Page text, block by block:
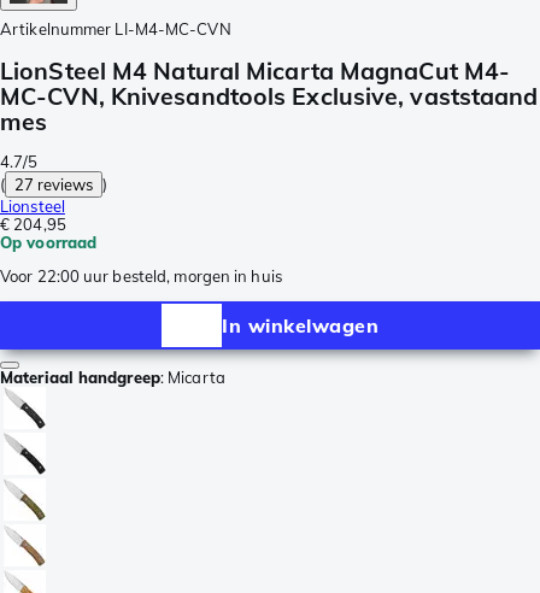
Artikelnummer LI-M4-MC-CVN
LionSteel M4 Natural Micarta MagnaCut M4-
MC-CVN, Knivesandtools Exclusive, vaststaand
mes
4.7/5
( 27 reviews )
Lionsteel
€ 204,95
Op voorraad
Voor 22:00 uur besteld, morgen in huis
In winkelwagen
Materiaal handgreep: Micarta